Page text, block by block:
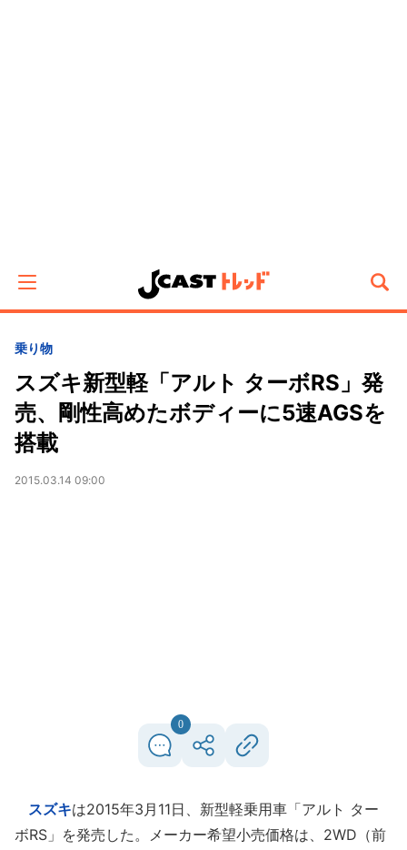
乗り物
スズキ新型軽「アルト ターボRS」発
売、剛性高めたボディーに5速AGSを
搭載
2015.03.14 09:00
0
スズキは2015年3月11日、新型軽乗用車「アルト ター
ボRS」を発売した。メーカー希望小売価格は、2WD（前